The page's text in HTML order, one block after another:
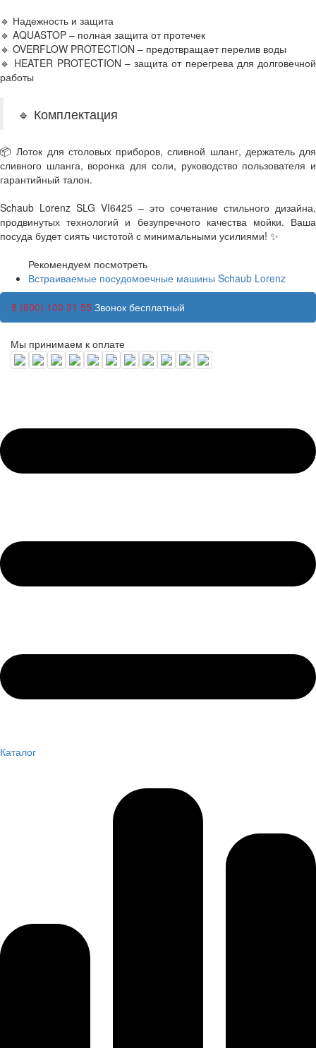
🔹 Надежность и защита
🔹 AQUASTOP – полная защита от протечек
🔹 OVERFLOW PROTECTION – предотвращает перелив воды
🔹 HEATER PROTECTION – защита от перегрева для долговечной
работы
🔹 Комплектация
📦 Лоток для столовых приборов, сливной шланг, держатель для
сливного шланга, воронка для соли, руководство пользователя и
гарантийный талон.
Schaub Lorenz SLG VI6425 – это сочетание стильного дизайна,
продвинутых технологий и безупречного качества мойки. Ваша
посуда будет сиять чистотой с минимальными усилиями! ✨
Рекомендуем посмотреть
Встраиваемые посудомоечные машины Schaub Lorenz
8 (800) 100 31 55 Звонок бесплатный
Мы принимаем к оплате
Каталог